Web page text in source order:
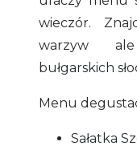
wieczór.
warzyw
bułgarskich
Menu
Sałatka